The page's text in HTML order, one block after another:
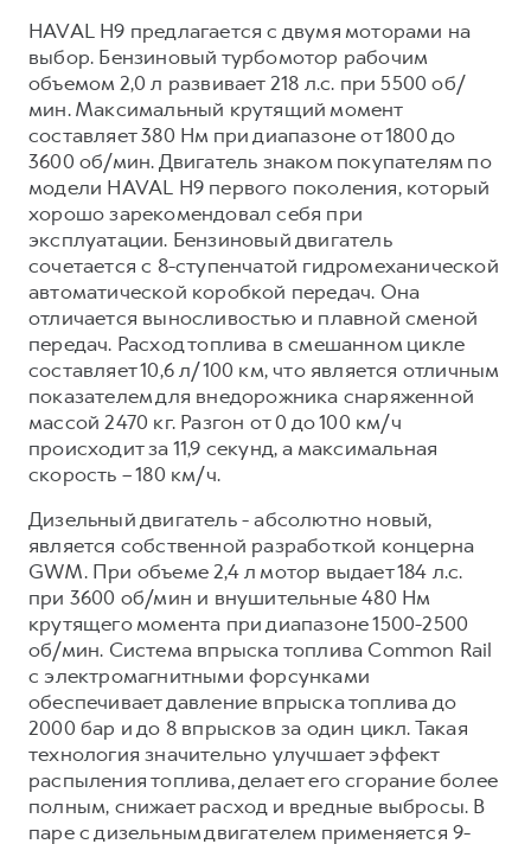
HAVAL H9 предлагается с двумя моторами на
выбор. Бензиновый турбомотор рабочим
объемом 2,0 л развивает 218 л.с. при 5500 об/
мин. Максимальный крутящий момент
составляет 380 Нм при диапазоне от 1800 до
3600 об/мин. Двигатель знаком покупателям по
модели HAVAL H9 первого поколения, который
хорошо зарекомендовал себя при
эксплуатации. Бензиновый двигатель
сочетается с 8-ступенчатой гидромеханической
автоматической коробкой передач. Она
отличается выносливостью и плавной сменой
передач. Расход топлива в смешанном цикле
составляет 10,6 л/100 км, что является отличным
показателем для внедорожника снаряженной
массой 2470 кг. Разгон от 0 до 100 км/ч
происходит за 11,9 секунд, а максимальная
скорость – 180 км/ч.
Дизельный двигатель - абсолютно новый,
является собственной разработкой концерна
GWM. При объеме 2,4 л мотор выдает 184 л.с.
при 3600 об/мин и внушительные 480 Нм
крутящего момента при диапазоне 1500-2500
об/мин. Система впрыска топлива Common Rail
с электромагнитными форсунками
обеспечивает давление впрыска топлива до
2000 бар и до 8 впрысков за один цикл. Такая
технология значительно улучшает эффект
распыления топлива, делает его сгорание более
полным, снижает расход и вредные выбросы. В
паре с дизельным двигателем применяется 9-